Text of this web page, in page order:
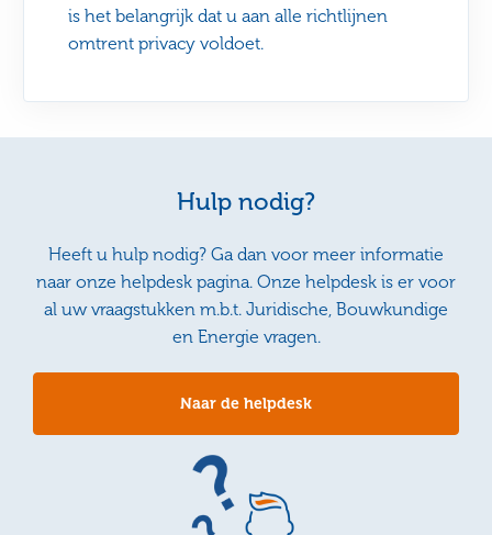
is het belangrijk dat u aan alle richtlijnen
omtrent privacy voldoet.
Hulp nodig?
Heeft u hulp nodig? Ga dan voor meer informatie
naar onze helpdesk pagina. Onze helpdesk is er voor
al uw vraagstukken m.b.t. Juridische, Bouwkundige
en Energie vragen.
Naar de helpdesk